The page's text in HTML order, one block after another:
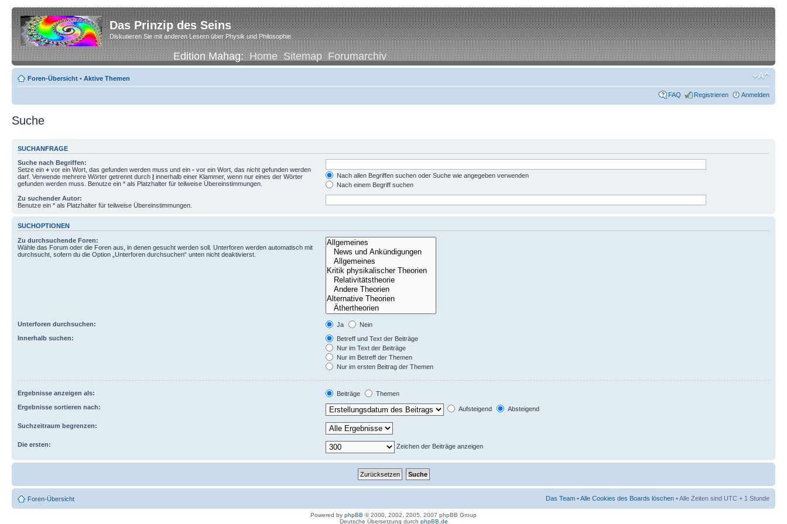
Das Prinzip des Seins
Diskutieren Sie mit anderen Lesern über Physik und Philosophie
Edition Mahag:Home Sitemap Forumarchiv
Foren-Übersicht • Aktive Themen
FAQ Registrieren Anmelden
Suche
SUCHANFRAGE
Suche nach Begriffen:
Setze ein + vor ein Wort, das gefunden werden muss und ein - vor ein Wort, das nicht gefunden werden
darf. Verwende mehrere Wörter getrennt durch | innerhalb einer Klammer, wenn nur eines der Wörter
gefunden werden muss. Benutze ein * als Platzhalter für teilweise Übereinstimmungen.
Nach allen Begriffen suchen oder Suche wie angegeben verwenden
Nach einem Begriff suchen
Zu suchender Autor:
Benutze ein * als Platzhalter für teilweise Übereinstimmungen.
SUCHOPTIONEN
Zu durchsuchende Foren:
Wähle das Forum oder die Foren aus, in denen gesucht werden soll. Unterforen werden automatisch mit
durchsucht, sofern du die Option „Unterforen durchsuchen“ unten nicht deaktivierst.
Unterforen durchsuchen: Ja
Nein
Innerhalb suchen:
Betreff und Text der Beiträge
Nur im Text der Beiträge
Nur im Betreff der Themen
Nur im ersten Beitrag der Themen
Ergebnisse anzeigen als: Beiträge
Themen
Ergebnisse sortieren nach:
Aufsteigend Absteigend
Suchzeitraum begrenzen:
Die ersten: Zeichen der Beiträge anzeigen
Foren-Übersicht Das Team •Alle Cookies des Boards löschen • Alle Zeiten sind UTC + 1 Stunde
Powered by phpBB © 2000, 2002, 2005, 2007 phpBB Group
Deutsche Übersetzung durch phpBB.de